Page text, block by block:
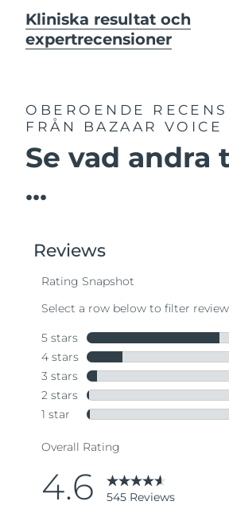
Kliniska resultat och
expertrecensioner
OBEROENDE
FRÅN BAZAAR VOICE
Se vad andra
...